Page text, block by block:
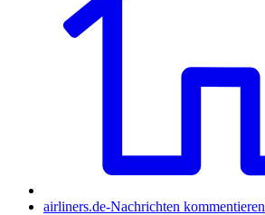
airliners.de-Nachrichten kommentieren